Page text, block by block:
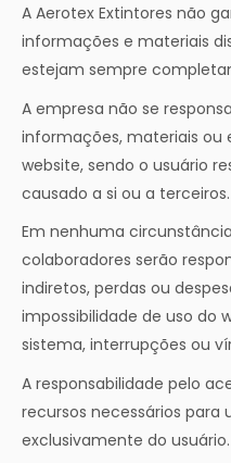
A Aerotex Extintores não
informações e materiais
estejam sempre
A empresa não se
informações, materiais ou
website, sendo o usuário
causado a si ou a terceiros.
Em nenhuma
colaboradores serão
indiretos, perdas ou
impossibilidade de uso do
sistema, interrupções ou
A responsabilidade pelo
recursos necessários para
exclusivamente do usuário.